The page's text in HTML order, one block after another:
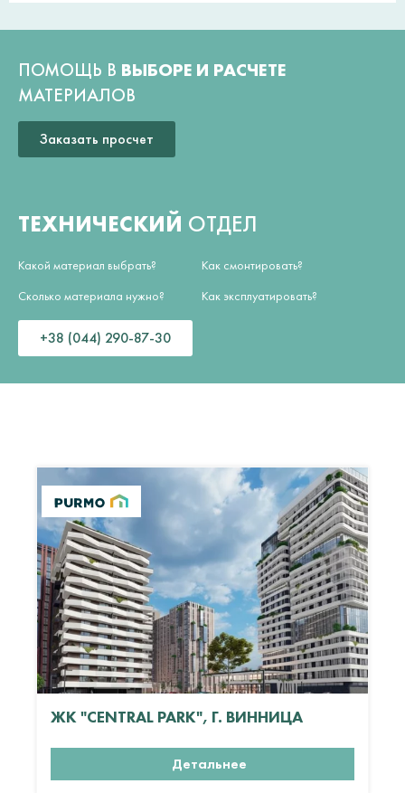
ПОМОЩЬ В ВЫБОРЕ И РАСЧЕТЕ
МАТЕРИАЛОВ
Заказать просчет
ТЕХНИЧЕСКИЙ ОТДЕЛ
Какой материал выбрать?
Сколько материала нужно?
Как смонтировать?
Как эксплуатировать?
+38 (044) 290-87-30
ЖК "CENTRAL PARK", Г. ВИННИЦА
Детальнее